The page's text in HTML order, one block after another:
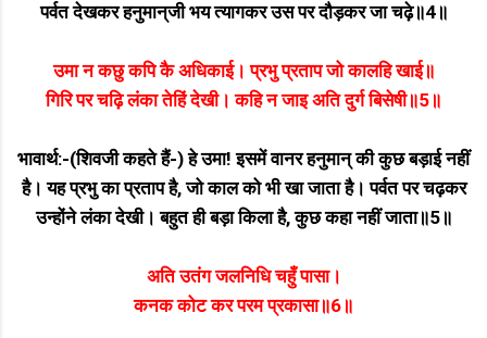
पर्वत देखकर हनुमान्‌जी भय त्यागकर उस पर दौड़कर जा चढ़े॥4॥
उमा न कछु कपि कै अधिकाई। प्रभु प्रताप जो कालहि खाई॥
गिरि पर चढ़ि लंका तेहिं देखी। कहि न जाइ अति दुर्ग बिसेषी॥5॥
भावार्थ:-(शिवजी कहते हैं-) हे उमा! इसमें वानर हनुमान्‌ की कुछ बड़ाई नहीं
है। यह प्रभु का प्रताप है, जो काल को भी खा जाता है। पर्वत पर चढ़कर
उन्होंने लंका देखी। बहुत ही बड़ा किला है, कुछ कहा नहीं जाता॥5॥
अति उतंग जलनिधि चहुँ पासा।
कनक कोट कर परम प्रकासा॥6॥